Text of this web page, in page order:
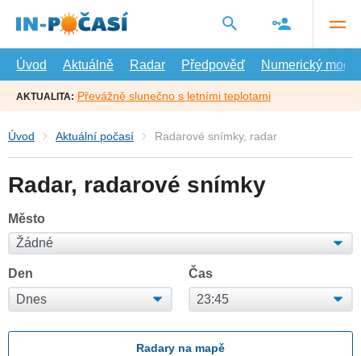
hlavní
Úvod
Aktuálně Radar Předpověď Numerický model
AKTUALITA: Převážně slunečno s letními teplotami
Úvod Aktuální počasí Radarové snímky, radar
Radar, radarové snímky
Město
Den Čas
Radary na mapě